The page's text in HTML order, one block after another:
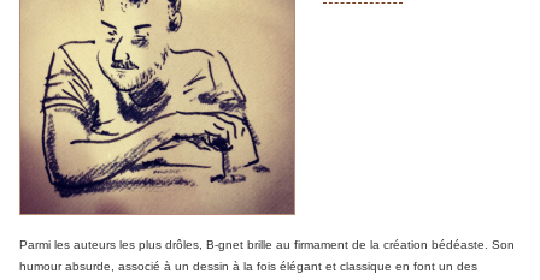
Parmi les auteurs les plus drôles, B-gnet brille au firmament de la création bédéaste. Son
humour absurde, associé à un dessin à la fois élégant et classique en font un des